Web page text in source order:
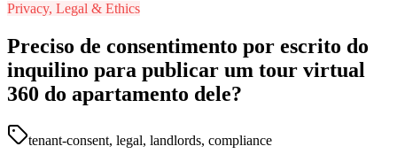
Privacy, Legal & Ethics
Preciso de consentimento por escrito do
inquilino para publicar um tour virtual
360 do apartamento dele?
tenant-consent, legal, landlords, compliance